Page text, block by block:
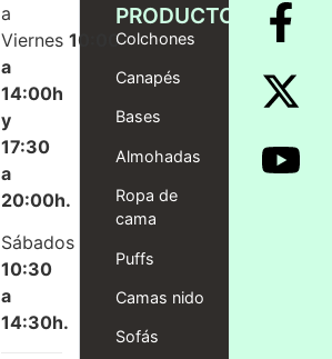
a
Viernes10:00
a
14:00h
y
17:30
a
20:00h.
Sábados
10:30
a
14:30h.
PRODUCTOS
Colchones
Canapés
Bases
Almohadas
Ropa de
cama
Puffs
Camas nido
Sofás